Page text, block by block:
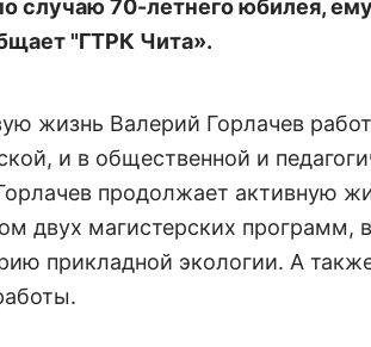
случаю 70-летнего юбилея,
"ГТРК Чита».
жизнь Валерий Горлачев
и в общественной и
продолжает активную
двух магистерских программ,
прикладной экологии. А